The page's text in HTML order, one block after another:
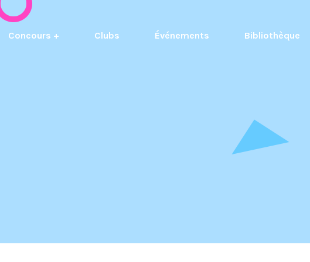
Concours + Clubs Événements Bibliothèque